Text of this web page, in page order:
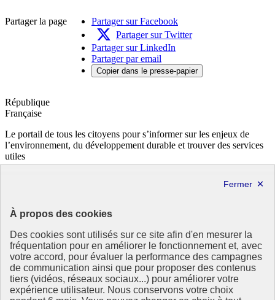
À propos des cookies
Des cookies sont utilisés sur ce site afin d'en mesurer la
fréquentation pour en améliorer le fonctionnement et, avec
votre accord, pour évaluer la performance des campagnes
de communication ainsi que pour proposer des contenus
tiers (vidéos, réseaux sociaux...) pour améliorer votre
expérience utilisateur. Nous conservons votre choix
Partager la page
Partager sur Facebook
Partager sur Twitter
Partager sur LinkedIn
Partager par email
Copier dans le presse-papier
République
Française
Le portail de tous les citoyens pour s’informer sur les enjeux de
l’environnement, du développement durable et trouver des services
utiles
data.gouv.fr- ouvre une nouvelle fenêtre
Partenaire